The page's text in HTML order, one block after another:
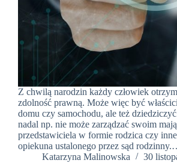
Z chwilą narodzin każdy człowiek
zdolność prawną. Może więc być
domu czy samochodu, ale też
nadal np. nie może zarządzać swoim
przedstawiciela w formie rodzica czy
opiekuna ustalonego przez sąd
Katarzyna Malinowska
30